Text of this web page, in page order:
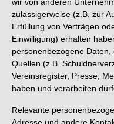
zulässigerweise (z.B. zur
Erfüllung von Verträgen
Einwilligung) erhalten
personenbezogene
Quellen (z.B.
Vereinsregister, Presse,
haben und verarbeiten
Relevante